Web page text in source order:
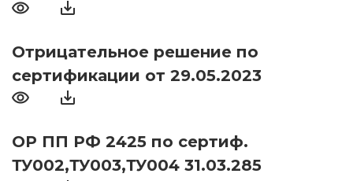
Отрицательное решение по
сертификации от 29.05.2023
ОР ПП РФ 2425 по сертиф.
ТУ002,ТУ003,ТУ004 31.03.285